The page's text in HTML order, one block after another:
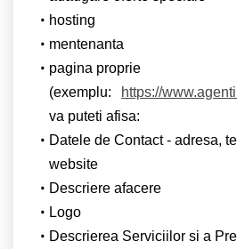
hosting
mentenanta
pagina proprie
(exemplu:
https://
va puteti afisa:
Datele de Contact - adresa,
website
Descriere afacere
Logo
Descrierea Serviciilor si a